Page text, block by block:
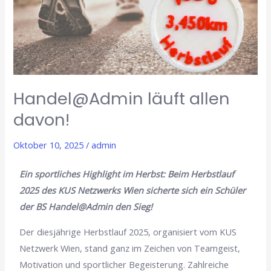
Handel@Admin läuft allen
davon!
Oktober 10, 2025/admin
Ein sportliches Highlight im Herbst: Beim Herbstlauf
2025 des KUS Netzwerks Wien sicherte sich ein Schüler
der BS Handel@Admin den Sieg!
Der diesjährige Herbstlauf 2025, organisiert vom KUS
Netzwerk Wien, stand ganz im Zeichen von Teamgeist,
Motivation und sportlicher Begeisterung. Zahlreiche
davon!